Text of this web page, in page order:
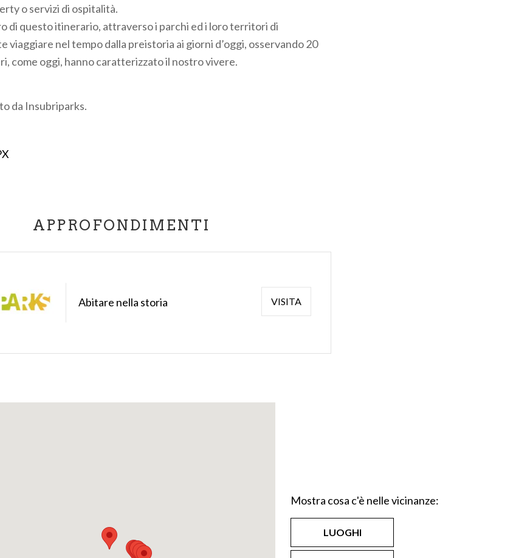
o servizi di ospitalità.
di questo itinerario, attraverso i parchi ed i loro territori di
nel tempo dalla preistoria ai giorni d’oggi, osservando 20
come oggi, hanno caratterizzato il nostro vivere.
da Insubriparks.
APPROFONDIMENTI
Abitare nella storia VISITA
Mostra cosa c'è nelle vicinanze:
LUOGHI